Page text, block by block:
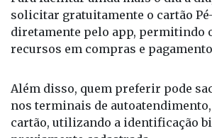
Para facilitar ainda mais o dia a
solicitar gratuitamente o cartão
diretamente pelo app, permitindo o
Além disso, quem preferir pode
nos terminais de autoatendimento,